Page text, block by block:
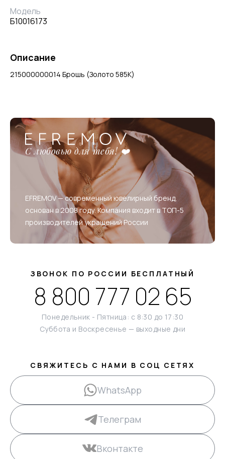
Модель
Б10016173
Описание
215000000014 Брошь (Золото 585К)
С любовью для тебя! ❤️
EFREMOV — современный ювелирный бренд,
основан в 2008 году. Компания входит в ТОП-5
производителей украшений России
ЗВОНОК ПО РОССИИ БЕСПЛАТНЫЙ
8 800 777 02 65
Понедельник - Пятница: с 8:30 до 17:30
Суббота и Воскресенье — выходные дни
СВЯЖИТЕСЬ С НАМИ В СОЦ СЕТЯХ
WhatsApp
Телеграм
Вконтакте